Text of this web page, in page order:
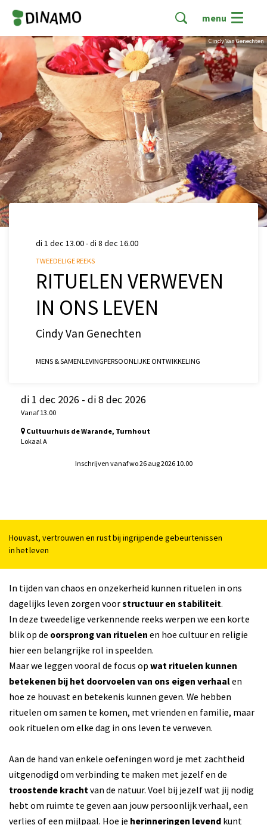
menu
Cindy Van Genechten
RITUELEN VERWEVEN
IN ONS LEVEN
Cindy Van Genechten
TWEEDELIGE REEKS
di 1 dec 13.00-di 8 dec 16.00
MENS & SAMENLEVINGPERSOONLIJKE ONTWIKKELING
di 1 dec 2026 - di 8 dec 2026
Vanaf 13.00
Cultuurhuis de Warande, Turnhout
Lokaal A
Inschrijven vanaf wo 26 aug 2026 10.00
Houvast, vertrouwen en rust bij ingrijpende gebeurtenissen
in het leven
In tijden van chaos en onzekerheid kunnen rituelen in ons
dagelijks leven zorgen voorstructuur en stabiliteit.
In deze tweedelige verkennende reeks werpen we een korte
blik op de oorsprong van rituelen en hoe cultuur en religie
hier een belangrijke rol in speelden.
Maar we leggen vooral de focus op wat rituelen kunnen
betekenen bij het doorvoelen van ons eigen verhaalen
hoe ze houvast en betekenis kunnen geven. We hebben
rituelen om samen te komen, met vrienden en familie, maar
ook rituelen om elke dag in ons leven te verweven.
Aan de hand van enkele oefeningen word je met zachtheid
uitgenodigd om verbinding te maken met jezelf en de
troostende krachtvan de natuur. Voel bij jezelf wat jij nodig
hebt om ruimte te geven aan jouw persoonlijk verhaal, een
verlies of een mijlpaal. Hoe je herinneringen levend kunt